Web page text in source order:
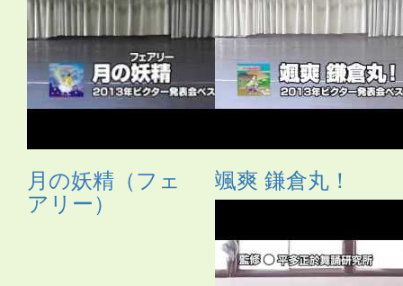
月の妖精（フェ
アリー）
颯爽 鎌倉丸！